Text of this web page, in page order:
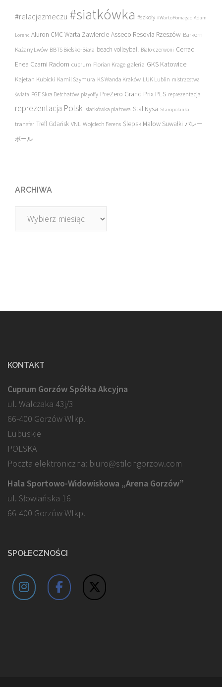
#relacjezmeczu #siatkówka #szkoły #WartoPomagac Adam
Lorenc Aluron CMC Warta Zawiercie Asseco Resovia Rzeszów Barkom
Każany Lwów BBTS Bielsko-Biała beach volleyball Biało-czerwoni Cerrad
Enea Czarni Radom cuprum Florian Krage galeria GKS Katowice
Kajetan Kubicki Kamil Szymura KS Wanda Kraków LUK Lublin mistrzostwa
świata PGE Skra Bełchatów playoffy PreZero Grand Prix PLS reprezentacja
reprezentacja Polski siatkówka plażowa Stal Nysa Staropolanka
transfer Trefl Gdańsk VNL Wojciech Ferens Ślepsk Malow Suwałki バレー
ボール
ARCHIWA
Archiwa
KONTAKT
Cuprum Gorzów Spółka Akcyjna
ul. Walczaka 43j/3
66-400 Gorzów Wlkp.
Lubuskie
POLSKA
Poczta elektroniczna: biuro@stilongorzow.com
Hala Sportowo-Widowiskowa „Arena Gorzów”
ul. Słowiańska 16
66-400 Gorzów Wlkp.
SPOŁECZNOŚCI